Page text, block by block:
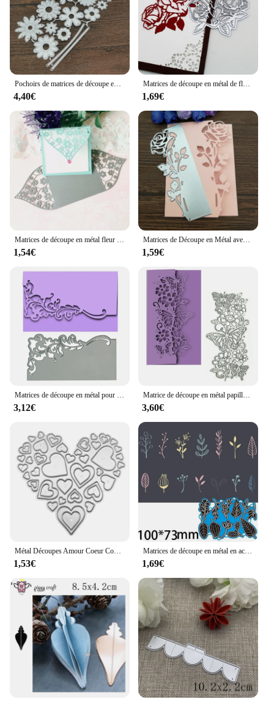
to adapt to any occasion, making it a staple in your
gift-giving arsenal. The bags' performance and
property are top-notch, ensuring that your gifts are
presented in the best possible light. The ease of use
and the ability to reuse these bags make them a
cost-effective and sustainable choice for your gift-
giving needs.
4,40€
Matrices de découpe en métal de fleur de Rose, pochoirs découpés pour bricolage, carte d'album en papier gaufrage
1,69€
1,54€
Matrices de Découpe en Métal avec Bordure de Feuilles Roses, Pochoirs Découpés, Bricolage, Scrapbooking, Album, Gaufrage de Cartes en Papier
1,59€
Matrices de découpe en métal pour couverture d'enveloppe, motif de cuir chevelu de vigne végétale, carte d'invitation de scrapbooking, coupe-bordure de surface, moule artisanal
3,12€
Matrice de découpe en métal papillon dans un arbuste de fleurs, décoration de bordure de carte de voeux, couverture de carte postale de scrapbooking, poinçon coupé, galets
3,60€
Métal Découpes Amour Coeur Coupe Matrices Pochoir BRICOLAGE Gabarit De Découpe Scrapbooking
1,53€
Matrices de découpe en métal en acier au carbone, petit cuir chevelu bricolage, scrapbooking
1,69€